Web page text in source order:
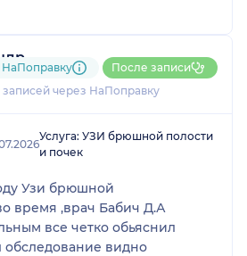
оценки
через НаПоправку
После записи
Услуга: УЗИ брюшной полости
и почек
Узи брюшной
время ,врач Бабич Д.А
все четко обьяснил
обследование видно